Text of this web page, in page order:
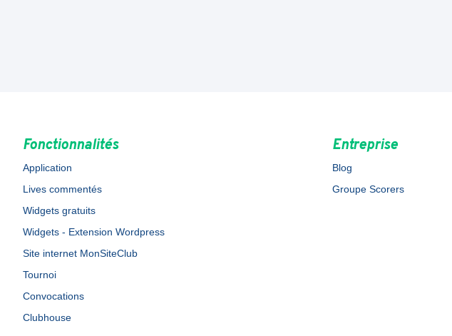
Fonctionnalités
Application
Lives commentés
Widgets gratuits
Widgets - Extension Wordpress
Site internet MonSiteClub
Tournoi
Convocations
Clubhouse
Entreprise
Blog
Groupe Scorers